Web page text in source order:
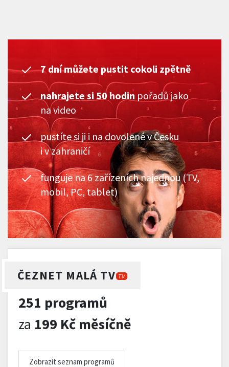
7 dní můžete pustit cokoli zpětně
nahrajete si 50 hodin pořadů jako
na video
pustíte si ji i na dovolené v Česku
i v zahraničí
funguje na 6 zařízeních najednou (TV,
mobil, PC, tablet)
ČEZNET MALÁ TV TV
251 programů
za 199 Kč měsíčně
Zobrazit seznam programů